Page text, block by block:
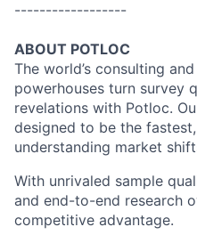
------------------
ABOUT POTLOC
The world’s consulting
powerhouses turn survey
revelations with Potloc.
designed to be the
understanding market
With unrivaled sample
and end-to-end research
competitive advantage.